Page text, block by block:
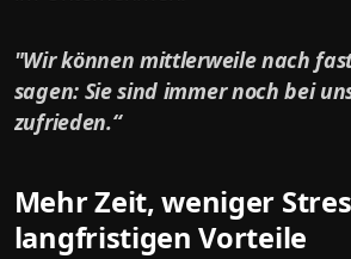
"Wir können mittlerweile nach
sagen: Sie sind immer noch bei
zufrieden.“
Mehr Zeit, weniger
langfristigen Vorteile